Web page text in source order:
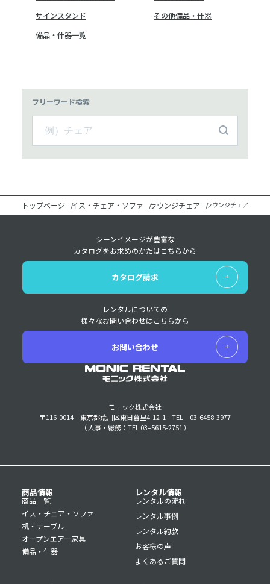
サインスタンド
その他備品・什器
備品・什器一覧
フリーワード検索
トップページ イス・チェア・ソファ ラウンジチェア ラウンジチェア
モニック株式会社
〒116-0014 東京都荒川区東日暮里4-12-1
TEL 03-6458-3977
（ 人事・総務：TEL 03–5615-2751 ）
シーンイメージが豊富な
カタログをお求めのかたはこちらから
カタログ請求
レンタルについての
様々なお問い合わせはこちらから
お問い合わせ
商品情報
商品一覧
イス・チェア・ソファ
机・テーブル
オープンエアー家具
備品・什器
レンタル情報
レンタルの流れ
レンタル事例
レンタル約款
お客様の声
よくあるご質問